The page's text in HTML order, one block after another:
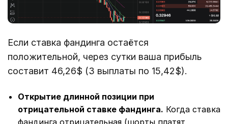
Если ставка фандинга остаётся
положительной, через сутки ваша прибыль
составит 46,26$ (3 выплаты по 15,42$).
Открытие длинной позиции при
отрицательной ставке фандинга. Когда ставка